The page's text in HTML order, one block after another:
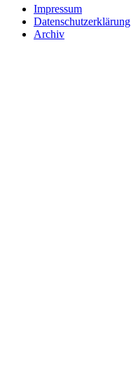
Impressum
Datenschutzerklärung
Archiv